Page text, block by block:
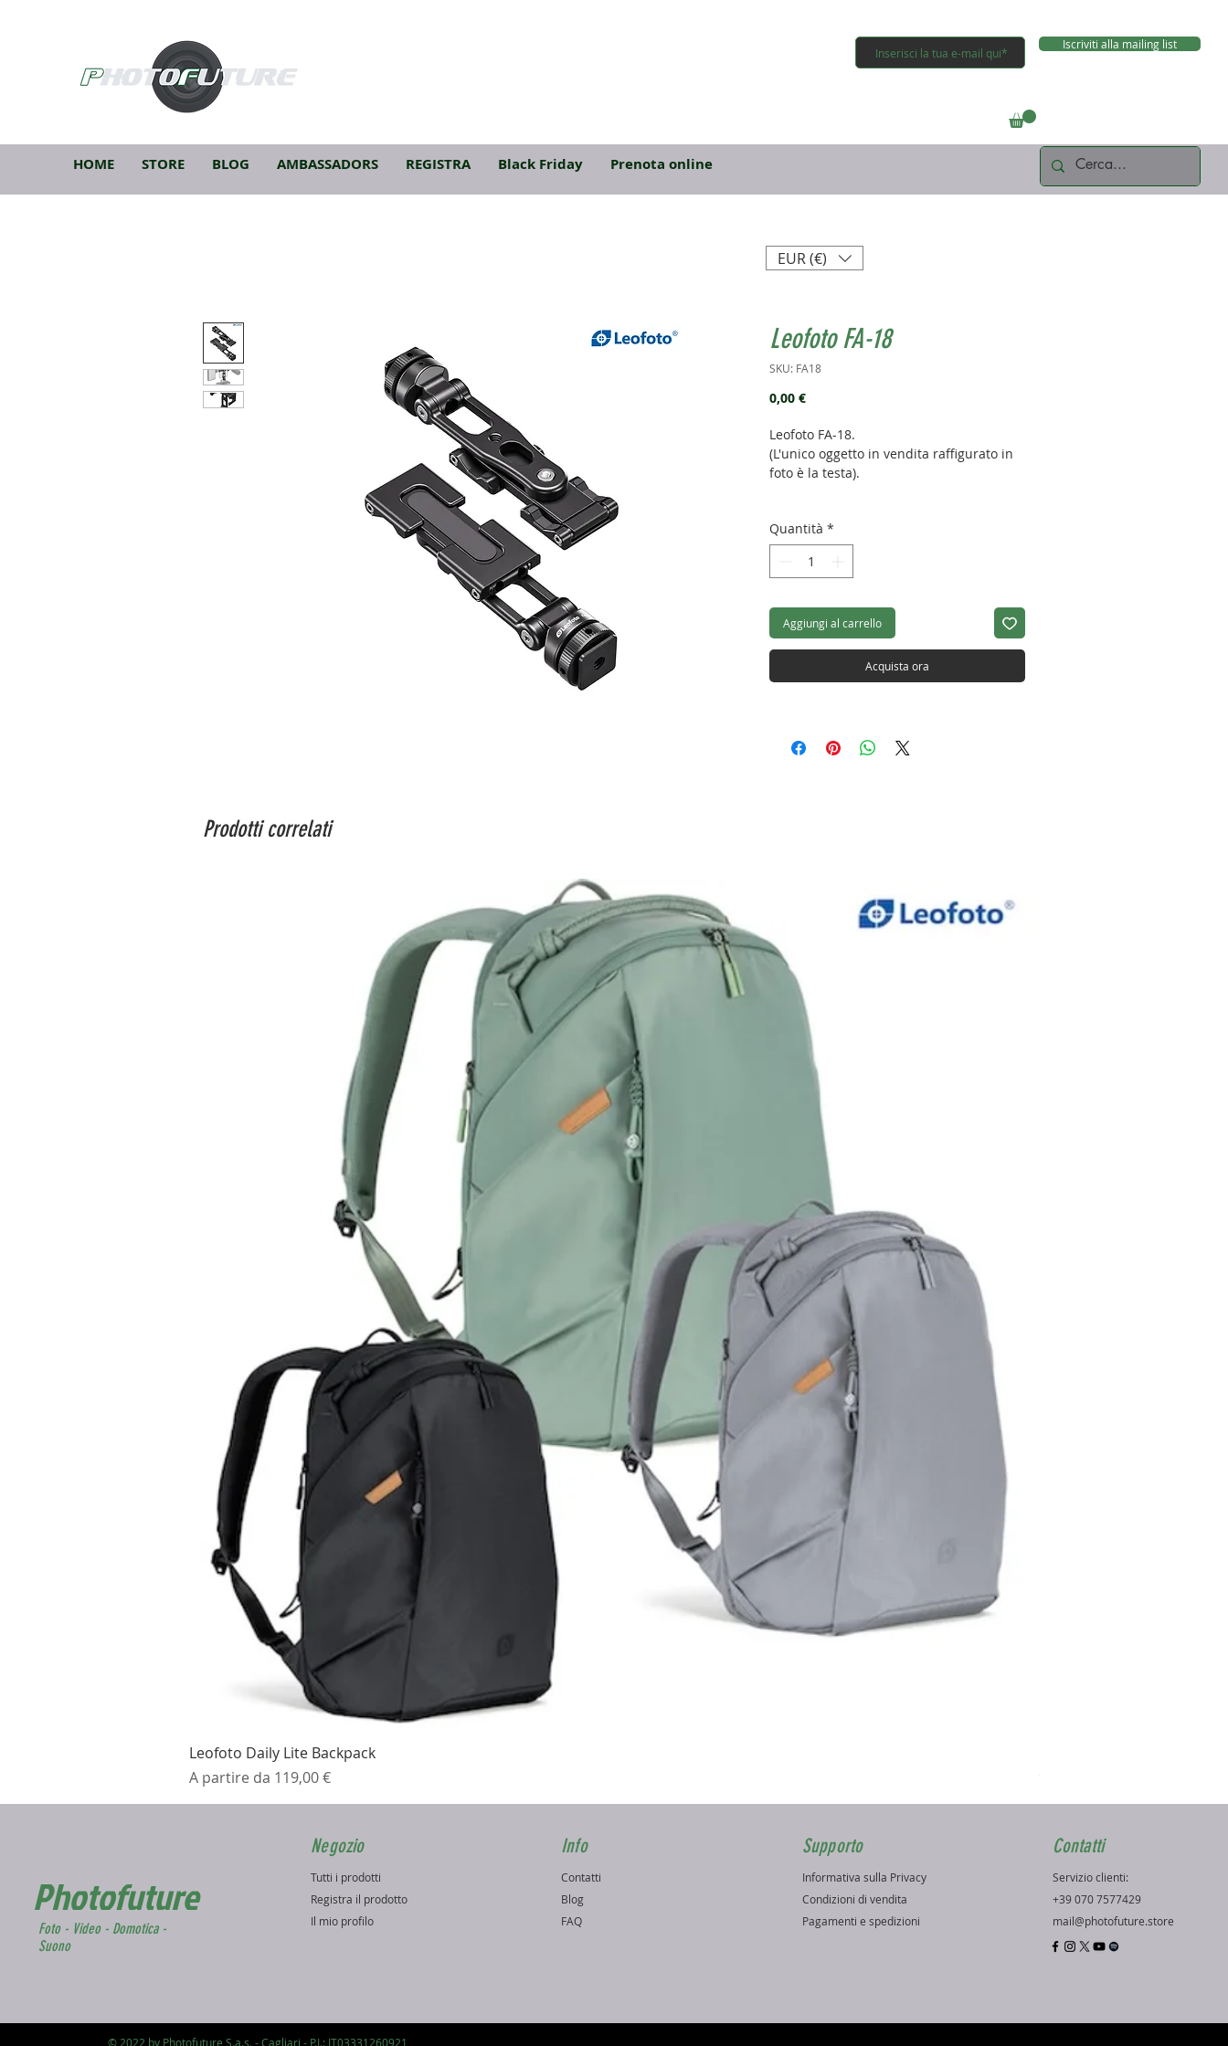
HOME STORE BLOG AMBASSADORS REGISTRA Black Friday Prenota online
Iscriviti alla mailing list
Leofoto FA-18
SKU: FA18
0,00 €Prezzo
Leofoto FA-18.
(L'unico oggetto in vendita raffigurato in
foto è la testa).
Quantità *
Aggiungi al carrello
Acquista ora
EUR (€)
Prodotti correlati
Leofoto Daily Lite Backpack
A partire da 119,00 €
Prezzo scontato
Photofuture
Foto - Video - Domotica -
Suono
Negozio
Tutti i prodotti
Registra il prodotto
Il mio profilo
Info
Contatti
Blog
FAQ
Supporto
Informativa sulla Privacy
Condizioni di vendita
Pagamenti e spedizioni
Contatti
Servizio clienti:
+39 070 7577429
mail@photofuture.store
© 2022 by Photofuture S.a.s. - Cagliari - P.I.: IT03331260921